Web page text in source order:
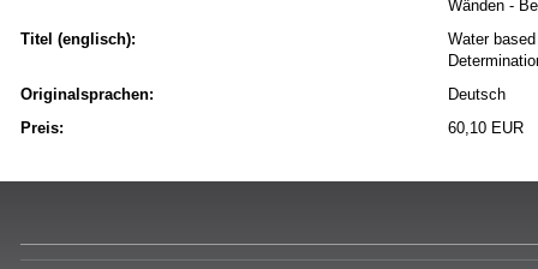
Wänden -
Titel (englisch):
Water
Originalsprachen:
Deutsch
Preis:
60,10 EUR